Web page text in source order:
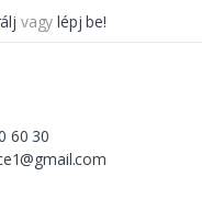
vagy lépj be!
60 30